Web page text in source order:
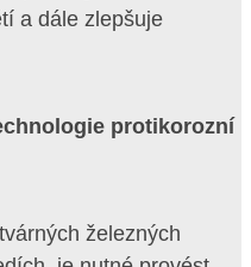
a dále zlepšuje
protikorozní
železných